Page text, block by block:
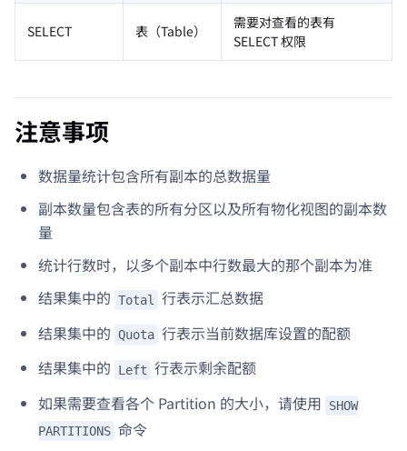
SELECT 表（Table）
需要对查看的表有
SELECT 权限
注意事项
数据量统计包含所有副本的总数据量
副本数量包含表的所有分区以及所有物化视图的副本数
量
统计行数时，以多个副本中行数最大的那个副本为准
结果集中的 Total
行表示汇总数据
结果集中的 Quota 行表示当前数据库设置的配额
结果集中的
Left 行表示剩余配额
如果需要查看各个 Partition 的大小，请使用
SHOW
PARTITIONS 命令